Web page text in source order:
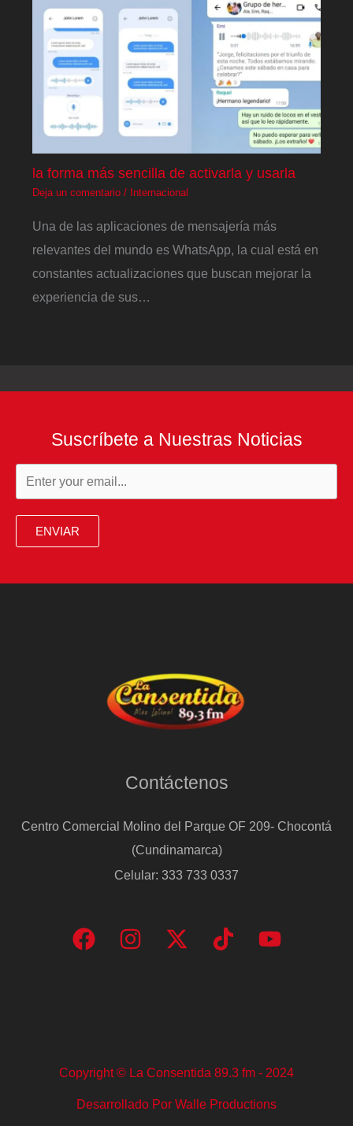
la forma más sencilla de activarla y usarla
Deja un comentario / Internacional
Una de las aplicaciones de mensajería más
relevantes del mundo es WhatsApp, la cual está en
constantes actualizaciones que buscan mejorar la
experiencia de sus…
Suscríbete a Nuestras Noticias
ENVIAR
Contáctenos
Centro Comercial Molino del Parque OF 209- Chocontá
(Cundinamarca)
Celular: 333 733 0337
Copyright © La Consentida 89.3 fm - 2024
Desarrollado Por Walle Productions